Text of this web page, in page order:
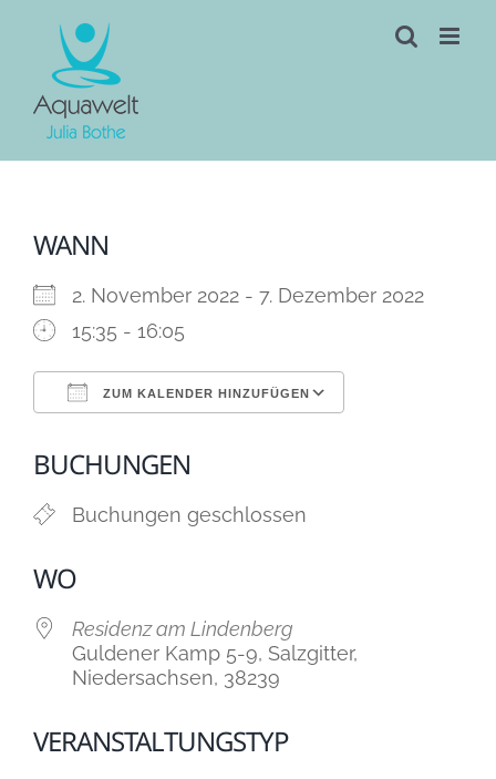
content
WANN
2. November 2022 - 7. Dezember 2022
15:35 - 16:05
ZUM KALENDER HINZUFÜGEN
BUCHUNGEN
Buchungen geschlossen
WO
Residenz am Lindenberg
Guldener Kamp 5-9, Salzgitter,
Niedersachsen, 38239
VERANSTALTUNGSTYP